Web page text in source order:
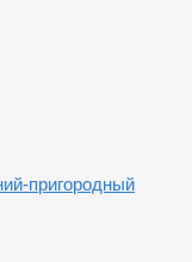
пригородный